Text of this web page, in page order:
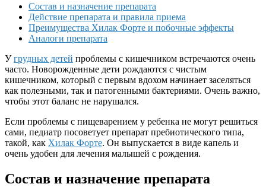
Состав и назначение препарата
Действие препарата и правила приема
Преимущества Хилак Форте и побочные эффекты
Аналоги препарата
Угрудных детей проблемы с кишечником встречаются очень
часто. Новорожденные дети рождаются с чистым
кишечником, который с первым вдохом начинает заселяться
как полезными, так и патогенными бактериями. Очень важно,
чтобы этот баланс не нарушался.
Если проблемы с пищеварением у ребенка не могут решиться
сами, педиатр посоветует препарат пребиотического типа,
такой, как Хилак Форте. Он выпускается в виде капель и
очень удобен для лечения малышей с рождения.
Состав и назначение препарата